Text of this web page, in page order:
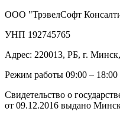
ООО "ТрэвелСофт
УНП 192745765
Адрес: 220013, РБ, г.
Режим работы 09:00 – 18:00
Свидетельство о
от 09.12.2016 выдано